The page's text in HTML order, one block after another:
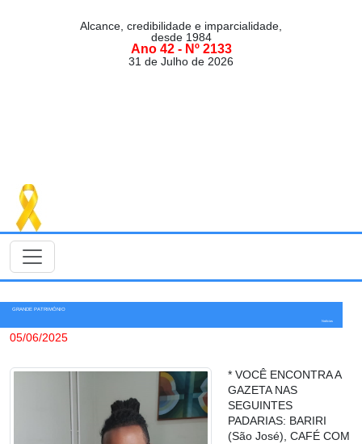
Alcance, credibilidade e imparcialidade,
desde 1984
Ano 42 - Nº 2133
31 de Julho de 2026
GRANDE PATRIMÔNIO
Notícias
05/06/2025
* VOCÊ ENCONTRA A
GAZETA NAS
SEGUINTES
PADARIAS: BARIRI
(São José), CAFÉ COM